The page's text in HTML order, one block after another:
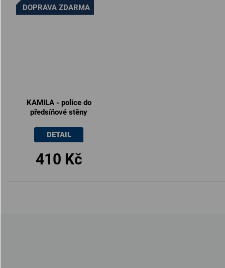
DOPRAVA ZDARMA
KAMILA - police do
předsíňové stěny
410 Kč
DETAIL